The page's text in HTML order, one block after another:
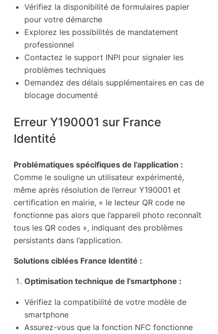
Vérifiez la disponibilité de formulaires papier
pour votre démarche
Explorez les possibilités de mandatement
professionnel
Contactez le support INPI pour signaler les
problèmes techniques
Demandez des délais supplémentaires en cas de
blocage documenté
Erreur Y190001 sur France
Identité
Problématiques spécifiques de l’application :
Comme le souligne un utilisateur expérimenté,
même après résolution de l’erreur Y190001 et
certification en mairie, « le lecteur QR code ne
fonctionne pas alors que l’appareil photo reconnaît
tous les QR codes », indiquant des problèmes
persistants dans l’application.
Solutions ciblées France Identité :
Optimisation technique de l’smartphone :
Vérifiez la compatibilité de votre modèle de
smartphone
Assurez-vous que la fonction NFC fonctionne